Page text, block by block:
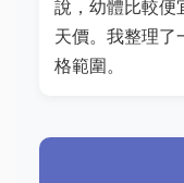
說，幼體比較便
天價。我整理了
格範圍。